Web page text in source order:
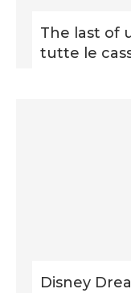
The last of
tutte le
Disney